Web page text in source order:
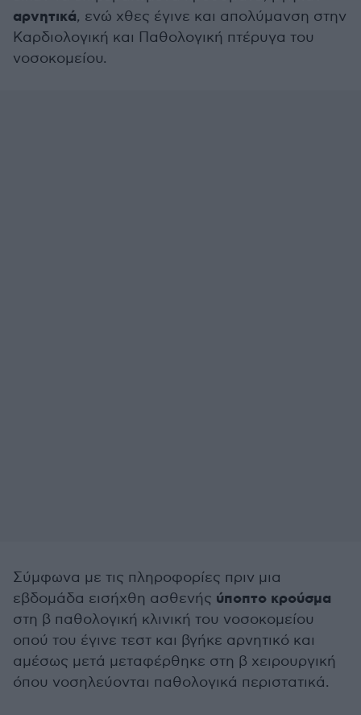
αρνητικά, ενώ χθες έγινε και απολύμανση στην
Καρδιολογική και Παθολογική πτέρυγα του
νοσοκομείου.
Σύμφωνα με τις πληροφορίες πριν μια
εβδομάδα εισήχθη ασθενής ύποπτο κρούσμα
στη β παθολογική κλινική του νοσοκομείου
οπού του έγινε τεστ και βγήκε αρνητικό και
αμέσως μετά μεταφέρθηκε στη β χειρουργική
όπου νοσηλεύονται παθολογικά περιστατικά.